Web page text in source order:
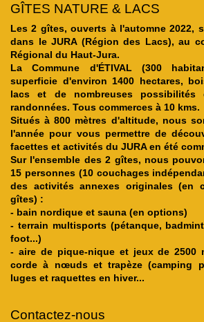
GÎTES NATURE & LACS
Les 2 gîtes, ouverts à l'automne 2022,
dans le JURA (Région des Lacs), au
Régional du Haut-Jura.
La Commune d'ÉTIVAL (300
superficie d'environ 1400 hectares,
lacs et de nombreuses
randonnées. Tous commerces à 10 kms.
Situés à 800 mètres d'altitude, nous
l'année pour vous permettre de
facettes et activités du JURA en été
Sur l'ensemble des 2 gîtes, nous
15 personnes (10 couchages
des activités annexes originales (en
gîtes) :
- bain nordique et sauna (en options)
- terrain multisports (pétanque,
foot...)
- aire de pique-nique et jeux de 2500
corde à nœuds et trapèze (camping
luges et raquettes en hiver...
Contactez-nous